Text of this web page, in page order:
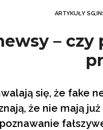
ARTYKUŁY SG,
–
się, że fake
że nie mają